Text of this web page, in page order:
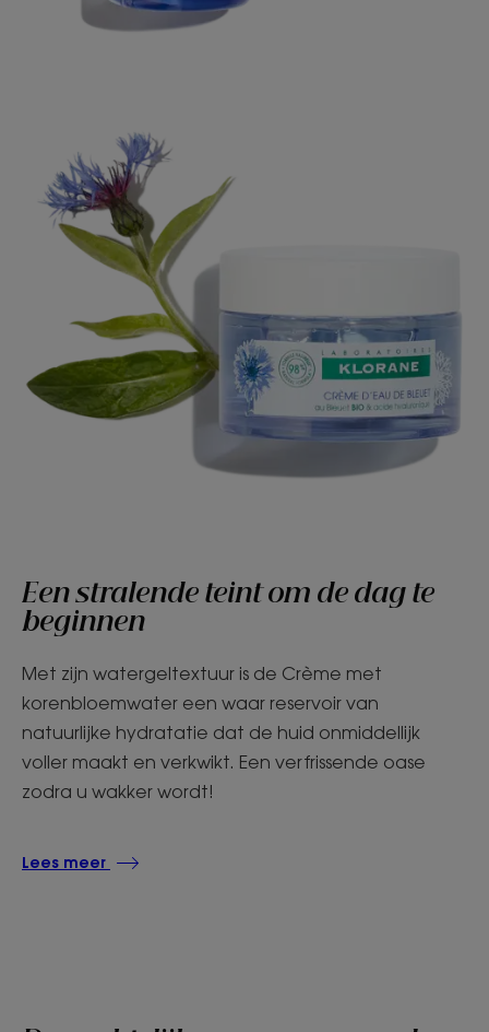
Een stralende teint om de dag te
beginnen
Met zijn watergeltextuur is de Crème met
korenbloemwater een waar reservoir van
natuurlijke hydratatie dat de huid onmiddellijk
voller maakt en verkwikt. Een verfrissende oase
zodra u wakker wordt!
Lees meer